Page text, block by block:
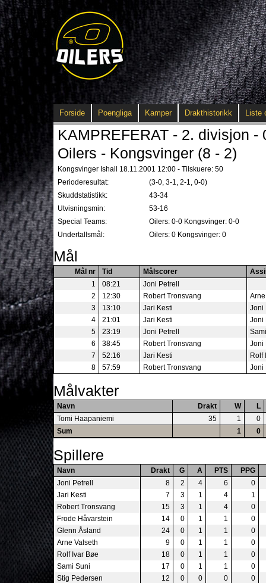
Forside Poengliga Kamper Drakthistorikk Liste
KAMPREFERAT - 2. divisjon -
Oilers - Kongsvinger (8 - 2)
Kongsvinger Ishall 18.11.2001 12:00 - Tilskuere: 50
Perioderesultat:
(3-0, 3-1, 2-1, 0-0)
Skuddstatistikk:
43-34
Utvisningsmin:
53-16
Special Teams:
Oilers: 0-0 Kongsvinger: 0-0
Undertallsmål:
Oilers: 0 Kongsvinger: 0
Mål
Mål nr Tid Målscorer
1
08:21
Joni Petrell
2
12:30 Robert Tronsvang
3
13:10 Jari Kesti
Joni
4
21:01 Jari Kesti
Joni
5
23:19 Joni Petrell
6
38:45 Robert Tronsvang
Joni
7
52:16 Jari Kesti
Rolf
8
57:59 Robert Tronsvang Joni
Målvakter
Navn Drakt W
L
Tomi Haapaniemi
35 1
0
Sum
1 0
Spillere
Navn Drakt G A PTS
PPG
Joni Petrell
8 2 4 6
0
Jari Kesti
7 3 1 4
1
Robert Tronsvang
15 3 1 4
0
Frode Håvarstein
14 0 1 1
0
Glenn Åsland
24 0 1 1
0
Arne Valseth
9 0 1 1
0
Rolf Ivar Bøe
18 0 1 1
0
Sami Suni
17 0 1 1
0
Stig Pedersen
12 0 0 0
0